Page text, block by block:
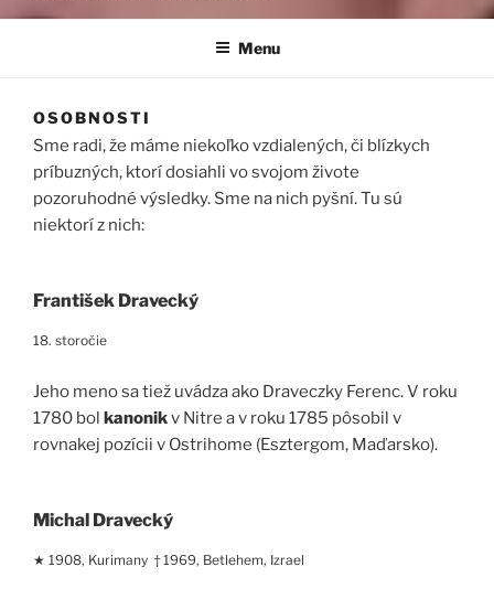
Menu
OSOBNOSTI
Sme radi, že máme niekoľko vzdialených, či blízkych
príbuzných, ktorí dosiahli vo svojom živote
pozoruhodné výsledky. Sme na nich pyšní. Tu sú
niektorí z nich:
František Dravecký
18. storočie
Jeho meno sa tiež uvádza ako Draveczky Ferenc. V roku
1780 bol kanonikv Nitre a v roku 1785 pôsobil v
rovnakej pozícii v Ostrihome (Esztergom, Maďarsko).
Michal Dravecký
★ 1908, Kurimany † 1969, Betlehem, Izrael